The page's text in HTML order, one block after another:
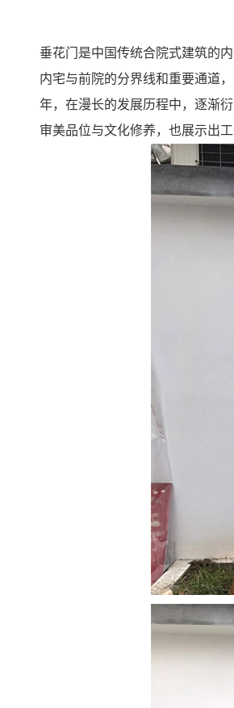
垂花门是中国传统合院式建筑的
内宅与前院的分界线和重要通道
年，在漫长的发展历程中，逐渐
审美品位与文化修养，也展示出工